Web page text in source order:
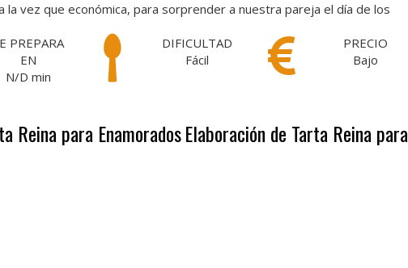
la vez que económica, para sorprender a nuestra pareja el día de los
PREPARA
EN
N/D min
DIFICULTAD
Fácil
PRECIO
Bajo
Reina para EnamoradosElaboración de Tarta Reina para